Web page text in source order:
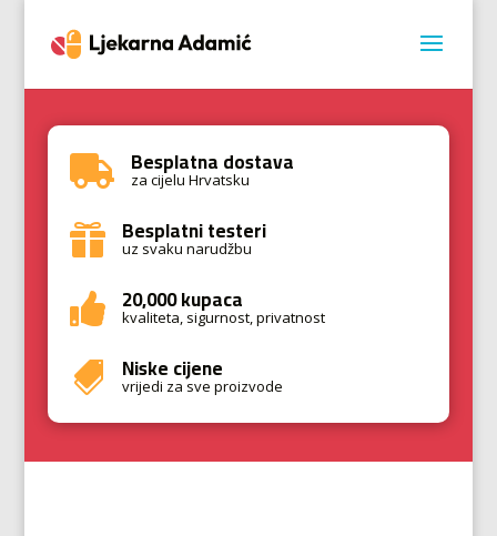
 Besplatna dostava
za cijelu Hrvatsku
 Besplatni testeri
uz svaku narudžbu
 20,000 kupaca
kvaliteta, sigurnost, privatnost
 Niske cijene
vrijedi za sve proizvode